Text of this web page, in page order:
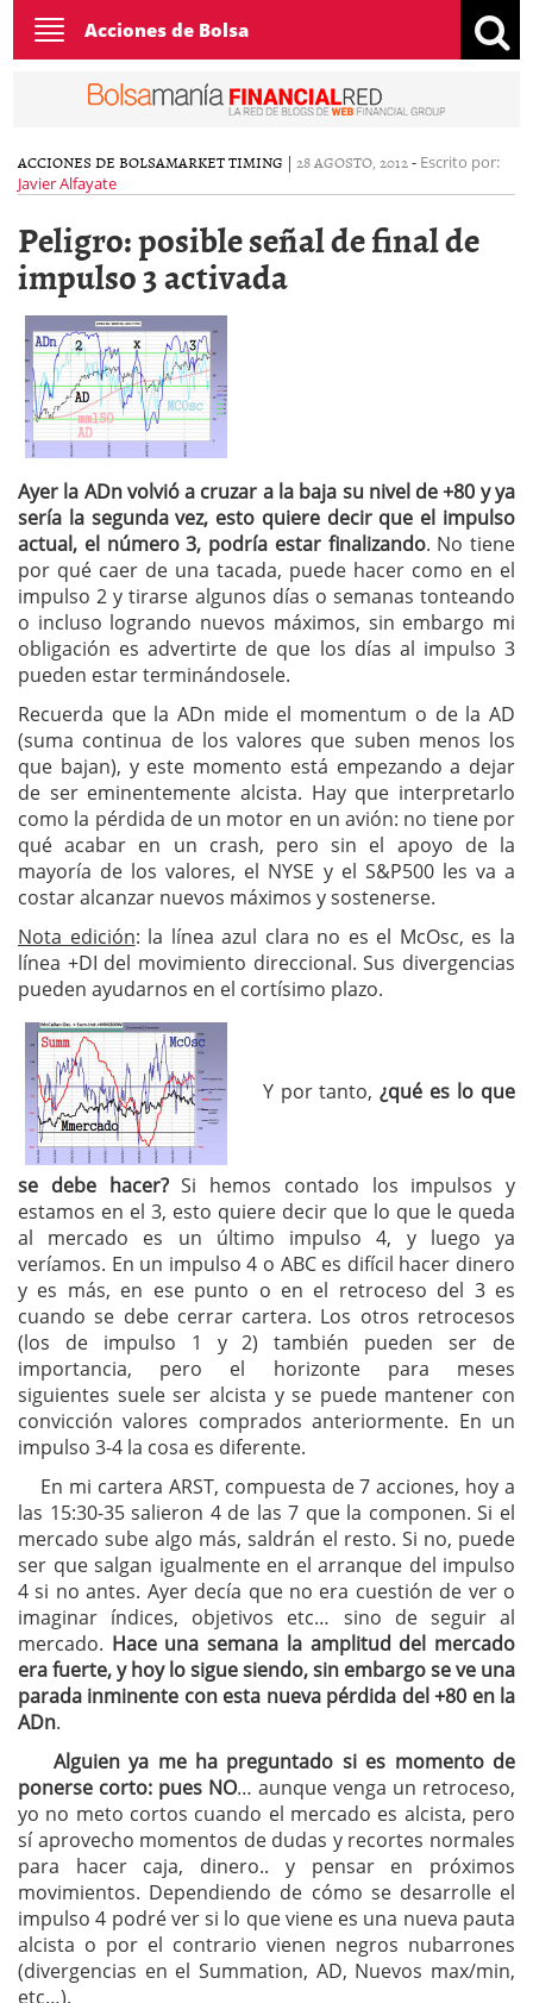
Toggle
navigation
Acciones de Bolsa
ACCIONES DE BOLSAMARKET TIMING | 28 AGOSTO, 2012- Escrito por:
Javier Alfayate
Peligro: posible señal de final de
impulso 3 activada
Ayer la ADn volvió a cruzar a la baja su nivel de +80 y ya
sería la segunda vez, esto quiere decir que el impulso
actual, el número 3, podría estar finalizando. No tiene
por qué caer de una tacada, puede hacer como en el
impulso 2 y tirarse algunos días o semanas tonteando
o incluso logrando nuevos máximos, sin embargo mi
obligación es advertirte de que los días al impulso 3
pueden estar terminándosele.
Recuerda que la ADn mide el momentum o de la AD
(suma continua de los valores que suben menos los
que bajan), y este momento está empezando a dejar
de ser eminentemente alcista. Hay que interpretarlo
como la pérdida de un motor en un avión: no tiene por
qué acabar en un crash, pero sin el apoyo de la
mayoría de los valores, el NYSE y el S&P500 les va a
costar alcanzar nuevos máximos y sostenerse.
Nota edición: la línea azul clara no es el McOsc, es la
línea +DI del movimiento direccional. Sus divergencias
pueden ayudarnos en el cortísimo plazo.
Y por tanto,¿qué es lo que
se debe hacer?Si hemos contado los impulsos y
estamos en el 3, esto quiere decir que lo que le queda
al mercado es un último impulso 4, y luego ya
veríamos. En un impulso 4 o ABC es difícil hacer dinero
y es más, en ese punto o en el retroceso del 3 es
cuando se debe cerrar cartera. Los otros retrocesos
(los de impulso 1 y 2) también pueden ser de
importancia, pero el horizonte para meses
siguientes suele ser alcista y se puede mantener con
convicción valores comprados anteriormente. En un
impulso 3-4 la cosa es diferente.
En mi cartera ARST, compuesta de 7 acciones, hoy a
las 15:30-35 salieron 4 de las 7 que la componen. Si el
mercado sube algo más, saldrán el resto. Si no, puede
ser que salgan igualmente en el arranque del impulso
4 si no antes. Ayer decía que no era cuestión de ver o
imaginar índices, objetivos etc… sino de seguir al
mercado. Hace una semana la amplitud del mercado
era fuerte, y hoy lo sigue siendo, sin embargo se ve una
parada inminente con esta nueva pérdida del +80 en la
ADn.
Alguien ya me ha preguntado si es momento de
ponerse corto: pues NO… aunque venga un retroceso,
yo no meto cortos cuando el mercado es alcista, pero
sí aprovecho momentos de dudas y recortes normales
para hacer caja, dinero.. y pensar en próximos
movimientos. Dependiendo de cómo se desarrolle el
impulso 4 podré ver si lo que viene es una nueva pauta
alcista o por el contrario vienen negros nubarrones
(divergencias en el Summation, AD, Nuevos max/min,
etc…).